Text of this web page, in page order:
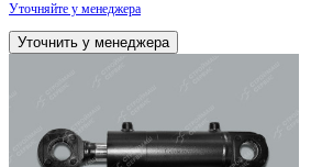
Уточняйте у менеджера
Уточнить у менеджера